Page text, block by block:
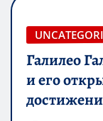
Галилео
и его